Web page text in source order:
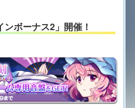
ンボーナス2」開催！